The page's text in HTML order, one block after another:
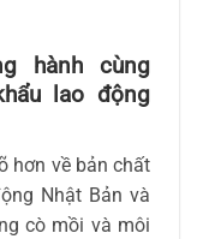
hành cùng
lao động
hơn về bản chất
Nhật Bản và
cò mồi và môi